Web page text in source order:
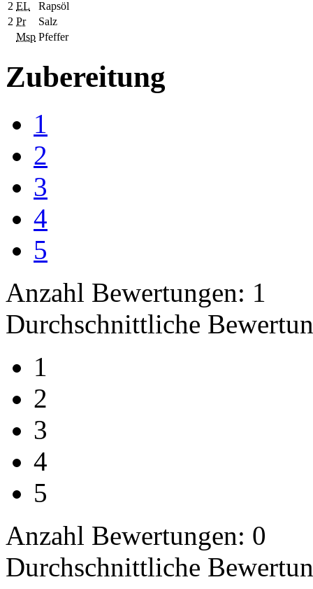
2 EL
Rapsöl
2 Pr
Salz
Msp Pfeffer
Zubereitung
1
2
3
4
5
Anzahl Bewertungen: 1
Durchschnittliche
1
2
3
4
5
Anzahl Bewertungen: 0
Durchschnittliche